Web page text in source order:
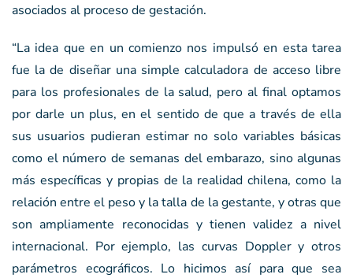
asociados al proceso de gestación.
“La idea que en un comienzo nos impulsó en esta tarea
fue la de diseñar una simple calculadora de acceso libre
para los profesionales de la salud, pero al final optamos
por darle un plus, en el sentido de que a través de ella
sus usuarios pudieran estimar no solo variables básicas
como el número de semanas del embarazo, sino algunas
más específicas y propias de la realidad chilena, como la
relación entre el peso y la talla de la gestante, y otras que
son ampliamente reconocidas y tienen validez a nivel
internacional. Por ejemplo, las curvas Doppler y otros
parámetros ecográficos. Lo hicimos así para que sea